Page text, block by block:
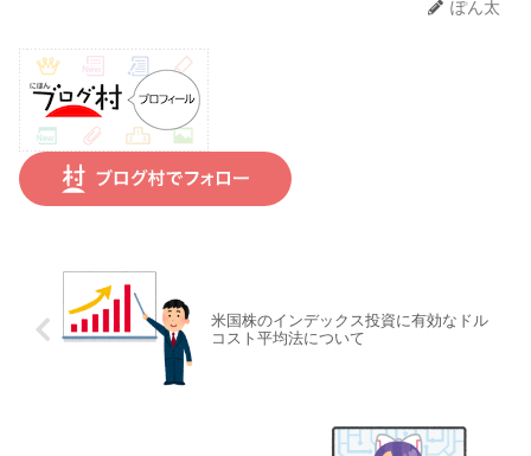
ぽん太
米国株のインデックス投資に有効なドル
コスト平均法について